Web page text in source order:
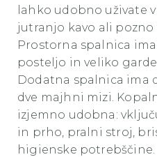
lahko udobno uživate
jutranjo kavo ali pozno
Prostorna spalnica
posteljo in veliko
Dodatna spalnica ima
dve majhni mizi.
izjemno udobna:
in prho, pralni stroj,
higienske potrebščine.